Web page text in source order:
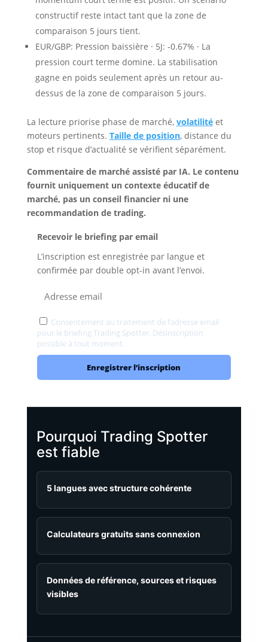
constructif reste intact tant que la zone de
comparaison 5 jours tient.
EUR/GBP: Pression baissière · 5J: -0.67% · La
pression court terme domine. La stabilisation
gagne en poids seulement après un retour au-
dessus de la zone de comparaison 5 jours.
La lecture priorise phase de marché, volatilitéet
moteurs pertinents. Taille de position, distance du
stop et risque d’actualité se vérifient séparément.
Commentaire de marché assisté par IA. Le contenu
fournit uniquement un contexte éducatif de
marché, pas un conseil financier ni une
recommandation de trading.
Recevoir le briefing par email
L’inscription est enregistrée par langue et
confirmée par double opt-in avant l’envoi.
Consentement au traitement de l’adresse email
pour le briefing Trading Spotter. Désinscription
possible à tout moment.
Enregistrer l’inscription
Pourquoi Trading Spotter
est fiable
5 langues avec structure cohérente
Calculateurs gratuits sans connexion
Données de référence, sources et risques
visibles